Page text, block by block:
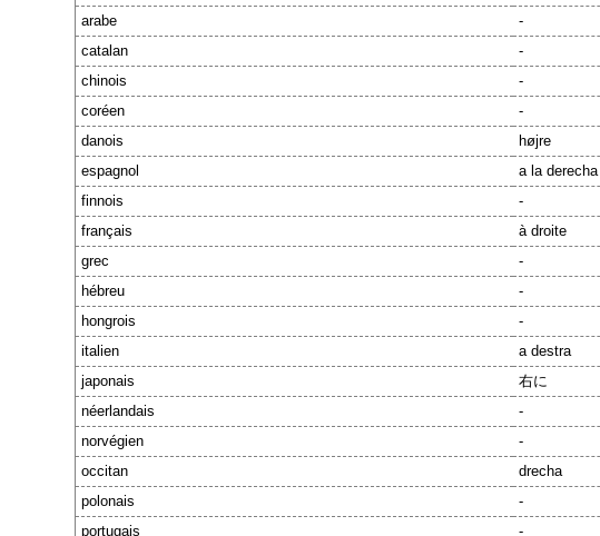
arabe
-
catalan
-
chinois
-
coréen
-
danois
højre
espagnol
a la derecha
finnois
-
français
à droite
grec
-
hébreu
-
hongrois
-
italien
a destra
japonais
右に
néerlandais
-
norvégien
-
occitan
drecha
polonais
-
portugais
-